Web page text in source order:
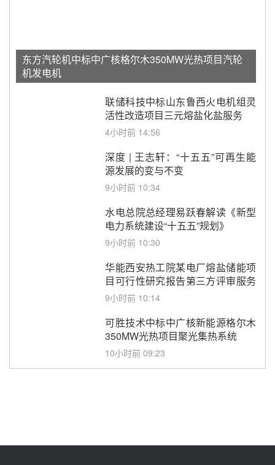
东方汽轮机中标中广核格尔木350MW光热项目汽轮
机发电机
联储科技中标山东鲁西火电机组灵
活性改造项目三元熔盐化盐服务
4小时前 14:56
深度 | 王志轩：“十五五”可再生能
源发展的变与不变
9小时前 10:34
水电总院总经理易跃春解读《新型
电力系统建设“十五五”规划》
9小时前 10:30
华能西安热工院某电厂熔盐储能项
目可行性研究报告第三方评审服务
采购
9小时前 10:14
可胜技术中标中广核新能源格尔木
350MW光热项目聚光集热系统
10小时前 09:23
院携光热储能技术与国能新疆电力